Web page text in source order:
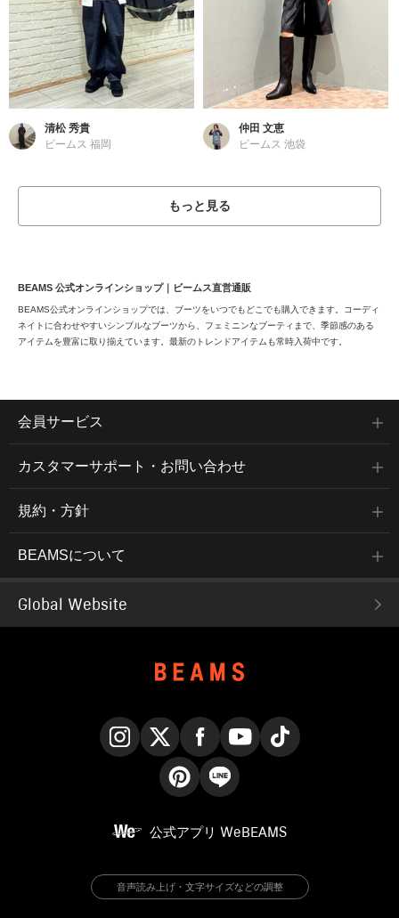
清松 秀貴
ビームス 福岡
仲田 文恵
ビームス 池袋
もっと見る
BEAMS 公式オンラインショップ｜ビームス直営通販
BEAMS公式オンラインショップでは、ブーツをいつでもどこでも購入できます。コーディ
ネイトに合わせやすいシンプルなブーツから、フェミニンなブーティまで、季節感のある
アイテムを豊富に取り揃えています。最新のトレンドアイテムも常時入荷中です。
会員サービス
カスタマーサポート・お問い合わせ
規約・方針
BEAMSについて
Global Website
公式アプリ WeBEAMS
音声読み上げ・文字サイズなどの調整